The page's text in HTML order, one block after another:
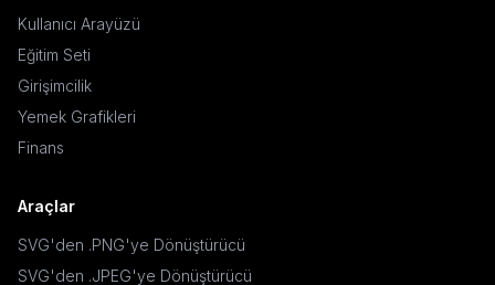
Kullanıcı Arayüzü
Eğitim Seti
Girişimcilik
Yemek Grafikleri
Finans
Araçlar
SVG'den .PNG'ye Dönüştürücü
SVG'den .JPEG'ye Dönüştürücü